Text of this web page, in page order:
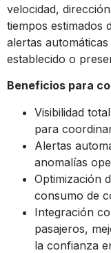
velocidad,
tiempos estimados
alertas
establecido o
Beneficios para
Visibilidad
para
Alertas
anomalías
Optimización
consumo de
Integración
pasajeros,
la confianza